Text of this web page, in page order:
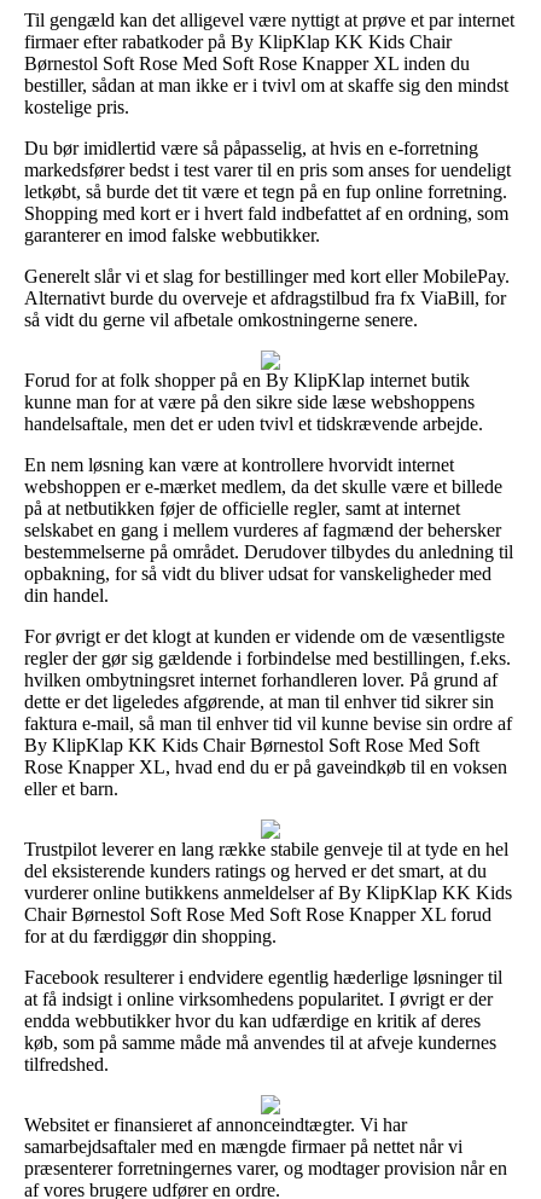
Til gengæld kan det alligevel være nyttigt at prøve et par internet
firmaer efter rabatkoder på By KlipKlap KK Kids Chair
Børnestol Soft Rose Med Soft Rose Knapper XL inden du
bestiller, sådan at man ikke er i tvivl om at skaffe sig den mindst
kostelige pris.
Du bør imidlertid være så påpasselig, at hvis en e-forretning
markedsfører bedst i test varer til en pris som anses for uendeligt
letkøbt, så burde det tit være et tegn på en fup online forretning.
Shopping med kort er i hvert fald indbefattet af en ordning, som
garanterer en imod falske webbutikker.
Generelt slår vi et slag for bestillinger med kort eller MobilePay.
Alternativt burde du overveje et afdragstilbud fra fx ViaBill, for
så vidt du gerne vil afbetale omkostningerne senere.
Forud for at folk shopper på en By KlipKlap internet butik
kunne man for at være på den sikre side læse webshoppens
handelsaftale, men det er uden tvivl et tidskrævende arbejde.
En nem løsning kan være at kontrollere hvorvidt internet
webshoppen er e-mærket medlem, da det skulle være et billede
på at netbutikken føjer de officielle regler, samt at internet
selskabet en gang i mellem vurderes af fagmænd der behersker
bestemmelserne på området. Derudover tilbydes du anledning til
opbakning, for så vidt du bliver udsat for vanskeligheder med
din handel.
For øvrigt er det klogt at kunden er vidende om de væsentligste
regler der gør sig gældende i forbindelse med bestillingen, f.eks.
hvilken ombytningsret internet forhandleren lover. På grund af
dette er det ligeledes afgørende, at man til enhver tid sikrer sin
faktura e-mail, så man til enhver tid vil kunne bevise sin ordre af
By KlipKlap KK Kids Chair Børnestol Soft Rose Med Soft
Rose Knapper XL, hvad end du er på gaveindkøb til en voksen
eller et barn.
Trustpilot leverer en lang række stabile genveje til at tyde en hel
del eksisterende kunders ratings og herved er det smart, at du
vurderer online butikkens anmeldelser af By KlipKlap KK Kids
Chair Børnestol Soft Rose Med Soft Rose Knapper XL forud
for at du færdiggør din shopping.
Facebook resulterer i endvidere egentlig hæderlige løsninger til
at få indsigt i online virksomhedens popularitet. I øvrigt er der
endda webbutikker hvor du kan udfærdige en kritik af deres
køb, som på samme måde må anvendes til at afveje kundernes
tilfredshed.
Websitet er finansieret af annonceindtægter. Vi har
samarbejdsaftaler med en mængde firmaer på nettet når vi
præsenterer forretningernes varer, og modtager provision når en
af vores brugere udfører en ordre.